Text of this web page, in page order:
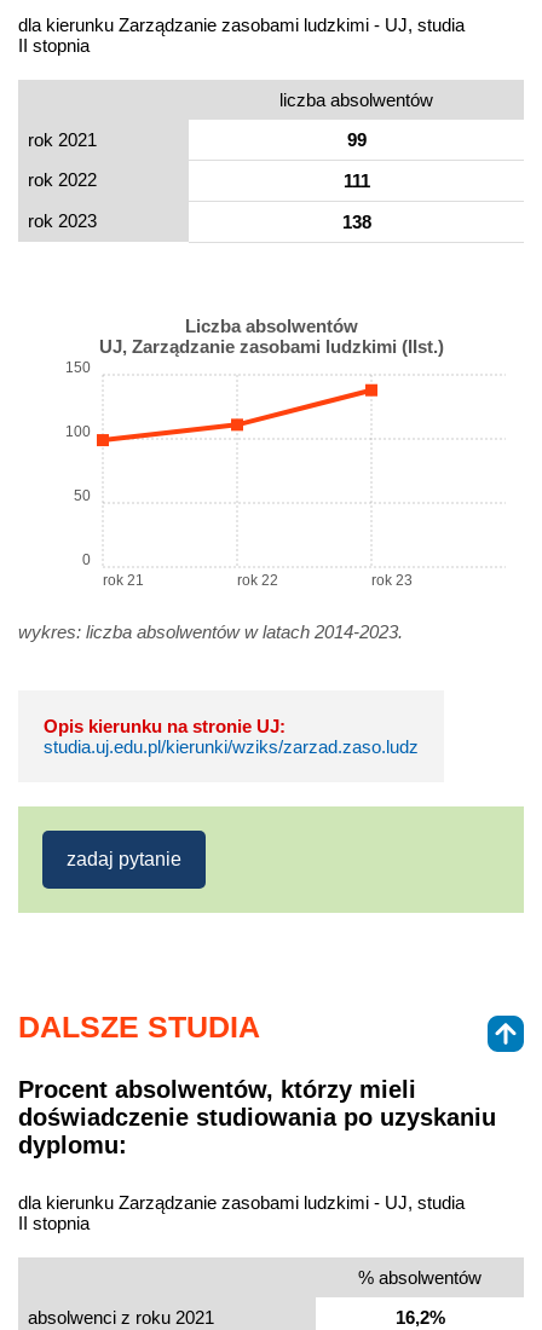
dla kierunku Zarządzanie zasobami ludzkimi - UJ, studia
II stopnia
liczba absolwentów
rok 2021
99
rok 2022
111
rok 2023
138
Liczba absolwentów
UJ, Zarządzanie zasobami ludzkimi (IIst.)
rok 21 rok 22 rok 23
0
50
100
150
wykres: liczba absolwentów w latach 2014-2023.
Opis kierunku na stronie UJ:
studia.uj.edu.pl/kierunki/wziks/zarzad.zaso.ludz
zadaj pytanie
DALSZE STUDIA
Procent absolwentów, którzy mieli
doświadczenie studiowania po uzyskaniu
dyplomu:
dla kierunku Zarządzanie zasobami ludzkimi - UJ, studia
II stopnia
% absolwentów
absolwenci z roku 2021
16,2%